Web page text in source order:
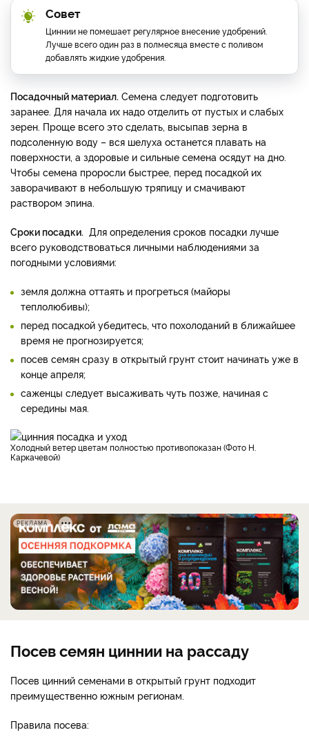
Совет
Циннии не помешает регулярное внесение удобрений.
Лучше всего один раз в полмесяца вместе с поливом
добавлять жидкие удобрения.
Посадочный материал. Семена следует подготовить
заранее. Для начала их надо отделить от пустых и слабых
зерен. Проще всего это сделать, высыпав зерна в
подсоленную воду – вся шелуха останется плавать на
поверхности, а здоровые и сильные семена осядут на дно.
Чтобы семена проросли быстрее, перед посадкой их
заворачивают в небольшую тряпицу и смачивают
раствором эпина.
Сроки посадки. Для определения сроков посадки лучше
всего руководствоваться личными наблюдениями за
погодными условиями:
земля должна оттаять и прогреться (майоры
теплолюбивы);
перед посадкой убедитесь, что похолоданий в ближайшее
время не прогнозируется;
посев семян сразу в открытый грунт стоит начинать уже в
конце апреля;
саженцы следует высаживать чуть позже, начиная с
середины мая.
Холодный ветер цветам полностью противопоказан (Фото Н.
Каркачевой)
РЕКЛАМА
Посев семян циннии на рассаду
Посев цинний семенами в открытый грунт подходит
преимущественно южным регионам.
Правила посева: